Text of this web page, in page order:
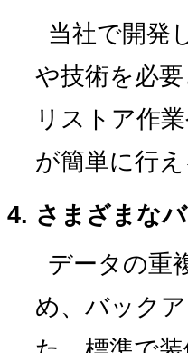
当社で開発
や技術を必
リストア作
が簡単に行
さまざまな
データの重
め、バック